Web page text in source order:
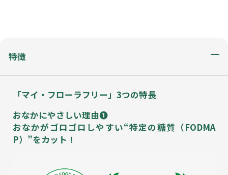
特徴
「マイ・フローラフリー」3つの特長
おなかにやさしい理由❶
おなかがゴロゴロしやすい“特定の糖質（FODMA
P）”をカット！